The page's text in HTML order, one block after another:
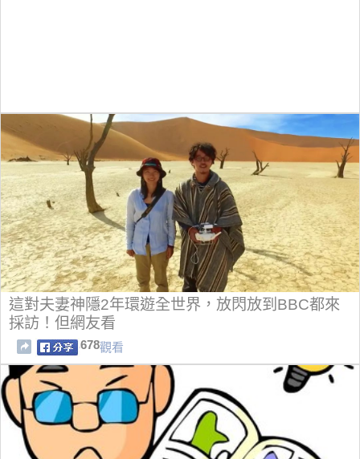
這對夫妻神隱2年環遊全世界，放閃放到BBC都來
採訪！但網友看
678觀看